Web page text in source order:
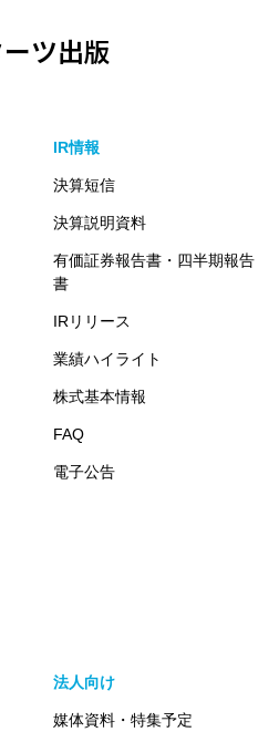
ツ出版
IR情報
決算短信
決算説明資料
有価証券報告書・四半期報告
書
IRリリース
業績ハイライト
株式基本情報
FAQ
電子公告
法人向け
媒体資料・特集予定